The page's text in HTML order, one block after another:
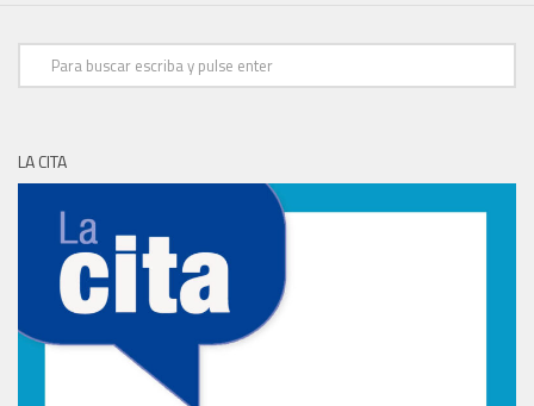
LA CITA